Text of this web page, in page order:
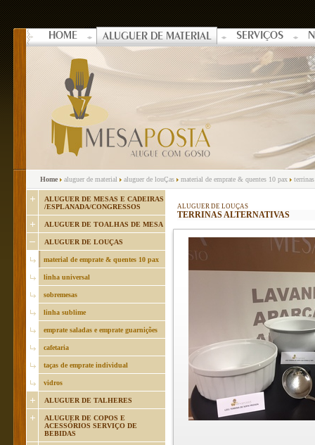
HOME ALUGUER DE MATERIAL SERVIÇOS
Home aluguer de material aluguer de louÇas material de emprate & quentes 10 pax
ALUGUER DE MESAS E CADEIRAS
/ESPLANADA/CONGRESSOS
ALUGUER DE TOALHAS DE MESA
ALUGUER DE LOUÇAS
material de emprate & quentes 10 pax
linha universal
sobremesas
linha sublime
emprate saladas e emprate guarnições
cafetaria
taças de emprate individual
vidros
ALUGUER DE TALHERES
ALUGUER DE COPOS E
ACESSÓRIOS SERVIÇO DE
BEBIDAS
ALUGUER DE LOUÇAS
TERRINAS ALTERNATIVAS